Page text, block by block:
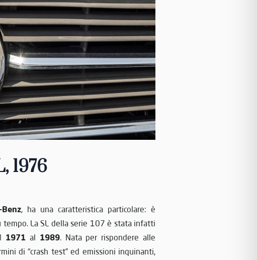
1976
, ha una caratteristica particolare: è
tempo. La SL della serie 107 è stata infatti
1971 al 1989. Nata per rispondere alle
di “crash test” ed emissioni inquinanti,